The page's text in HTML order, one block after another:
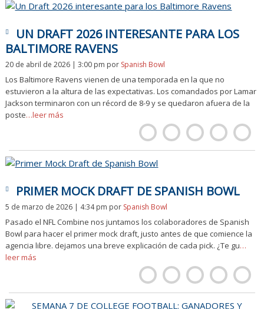
UN DRAFT 2026 INTERESANTE PARA LOS
BALTIMORE RAVENS
20 de abril de 2026 | 3:00 pm por Spanish Bowl
Los Baltimore Ravens vienen de una temporada en la que no
estuvieron a la altura de las expectativas. Los comandados por Lamar
Jackson terminaron con un récord de 8-9 y se quedaron afuera de la
poste…leer más
PRIMER MOCK DRAFT DE SPANISH BOWL
5 de marzo de 2026 | 4:34 pm por Spanish Bowl
Pasado el NFL Combine nos juntamos los colaboradores de Spanish
Bowl para hacer el primer mock draft, justo antes de que comience la
agencia libre. dejamos una breve explicación de cada pick. ¿Te gu…
leer más